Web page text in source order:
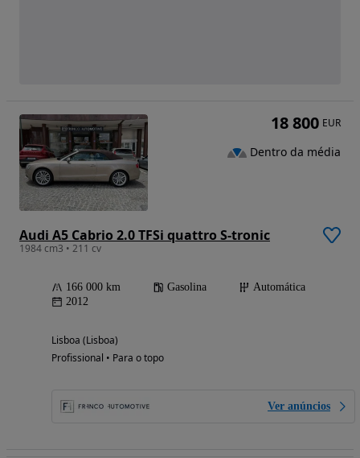
Audi A5 Cabrio 2.0 TFSi quattro S-tronic
1984 cm3 • 211 cv
166 000 km Gasolina
Automática
2012
Lisboa (Lisboa)
Profissional • Para o topo
Ver anúncios
18 800 EUR
Dentro da média